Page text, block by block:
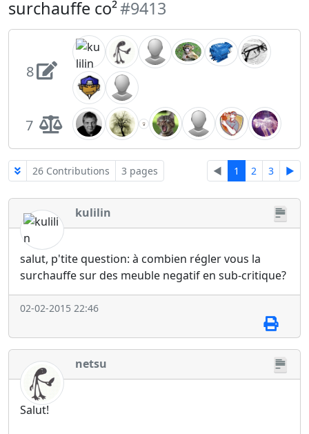
surchauffe co²#9413
8
7
26 Contributions 3 pages ◄ 1 2 3 ►
kulilin
salut, p'tite question: à combien régler vous la
surchauffe sur des meuble negatif en sub-critique?
02-02-2015 22:46
netsu
Salut!